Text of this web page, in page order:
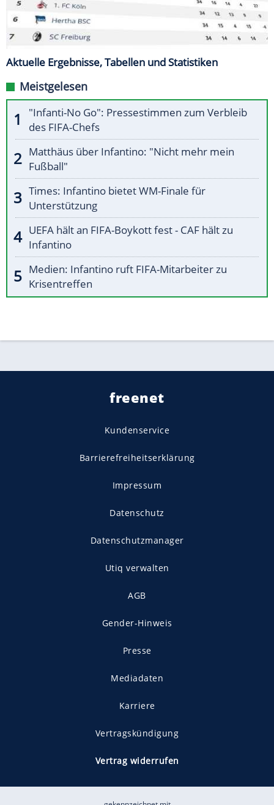
Aktuelle Ergebnisse, Tabellen und Statistiken
Meistgelesen
"Infanti-No Go": Pressestimmen zum Verbleib
des FIFA-Chefs
Matthäus über Infantino: "Nicht mehr mein
Fußball"
Times: Infantino bietet WM-Finale für
Unterstützung
UEFA hält an FIFA-Boykott fest - CAF hält zu
Infantino
Medien: Infantino ruft FIFA-Mitarbeiter zu
Krisentreffen
freenet
Kundenservice
Barrierefreiheitserklärung
Impressum
Datenschutz
Datenschutzmanager
Utiq verwalten
AGB
Gender-Hinweis
Presse
Mediadaten
Karriere
Vertragskündigung
Vertrag widerrufen